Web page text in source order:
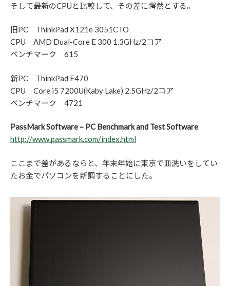
そして最新のCPUと比較して、その差に愕然とする。
旧PC ThinkPad X121e 3051CTO
CPU AMD Dual-Core E 300 1.3GHz/2コア
ベンチマーク 615
新PC ThinkPad E470
CPU Core i5 7200U(Kaby Lake) 2.5GHz/2コア
ベンチマーク 4721
PassMark Software – PC Benchmark and Test Software
http://www.passmark.com/index.html
ここまで差があるならと、年末年始に東京で皿洗いをしてい
たお金でパソコンを新調することにした。